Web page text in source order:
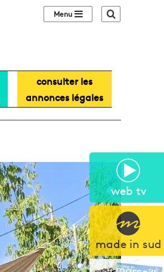
web tv
made in sud
Sidebar (barre
consulter les
annonces légales